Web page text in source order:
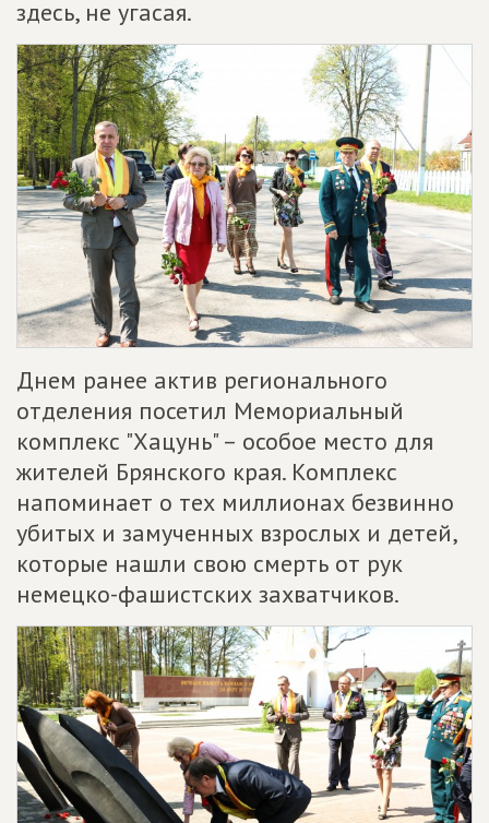
здесь, не угасая.
Днем ранее актив регионального
отделения посетил Мемориальный
комплекс "Хацунь" – особое место для
жителей Брянского края. Комплекс
напоминает о тех миллионах безвинно
убитых и замученных взрослых и детей,
которые нашли свою смерть от рук
немецко-фашистских захватчиков.